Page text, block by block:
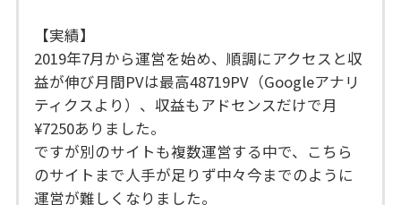
【実績】
2019年7月から運営を始め、順調にアクセスと収
益が伸び月間PVは最高48719PV（Googleアナリ
ティクスより）、収益もアドセンスだけで月
¥7250ありました。
ですが別のサイトも複数運営する中で、こちら
のサイトまで人手が足りず中々今までのように
運営が難しくなりました。